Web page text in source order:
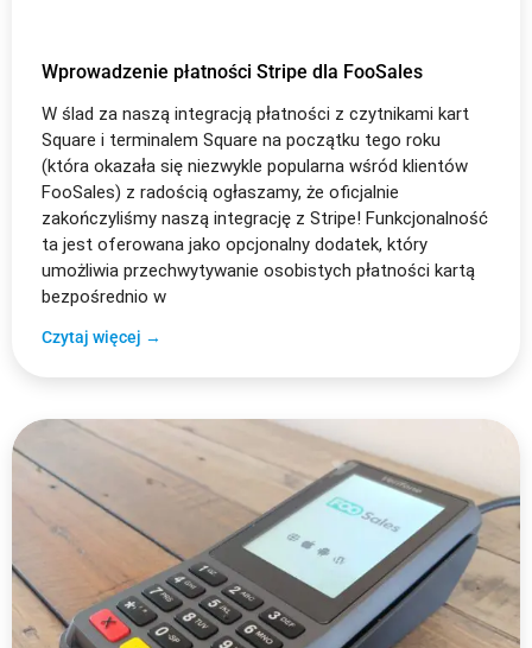
Wprowadzenie płatności Stripe dla FooSales
W ślad za naszą integracją płatności z czytnikami kart
Square i terminalem Square na początku tego roku
(która okazała się niezwykle popularna wśród klientów
FooSales) z radością ogłaszamy, że oficjalnie
zakończyliśmy naszą integrację z Stripe! Funkcjonalność
ta jest oferowana jako opcjonalny dodatek, który
umożliwia przechwytywanie osobistych płatności kartą
bezpośrednio w
Czytaj więcej →